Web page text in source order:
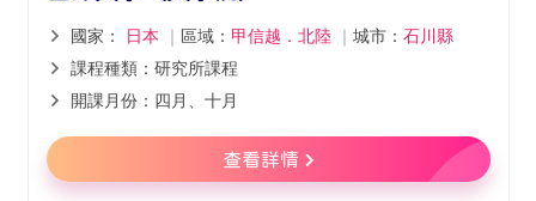
國家： 日本 ｜ 區域： 甲信越．北陸 ｜ 城市： 石川縣
課程種類：研究所課程
開課月份：四月、十月
查看詳情